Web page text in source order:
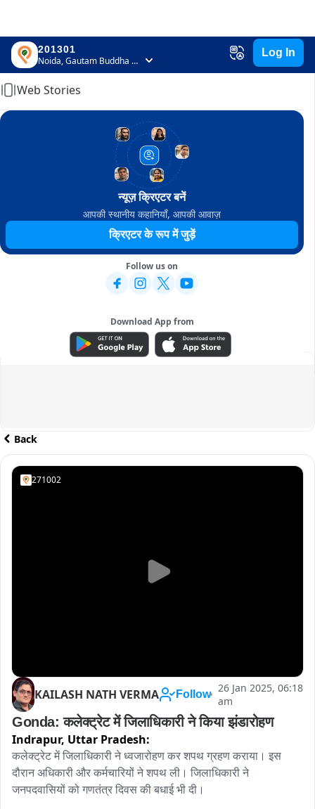
201301
Noida, Gautam Buddha Nagar, Uttar Pradesh
Log In
Home
Web Stories
न्यूज़ क्रिएटर बनें
आपकी स्थानीय कहानियाँ, आपकी आवाज़
क्रिएटर के रूप में जुड़ें
Follow us on
Download App from
ADVERTISEMENT
Back
271002
KAILASH NATH VERMA Follow 26 Jan 2025, 06:18
am
Gonda: कलेक्ट्रेट में जिलाधिकारी ने किया झंडारोहण
Indrapur, Uttar Pradesh:
कलेक्ट्रेट में जिलाधिकारी ने ध्वजारोहण कर शपथ ग्रहण कराया। इस
दौरान अधिकारी और कर्मचारियों ने शपथ ली। जिलाधिकारी ने
जनपदवासियों को गणतंत्र दिवस की बधाई भी दी।